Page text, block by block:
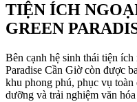
TIỆN ÍCH
GREEN
Bên cạnh hệ sinh thái tiện
Paradise Cần Giờ còn được
khu phong phú, phục vụ
dưỡng và trải nghiệm văn